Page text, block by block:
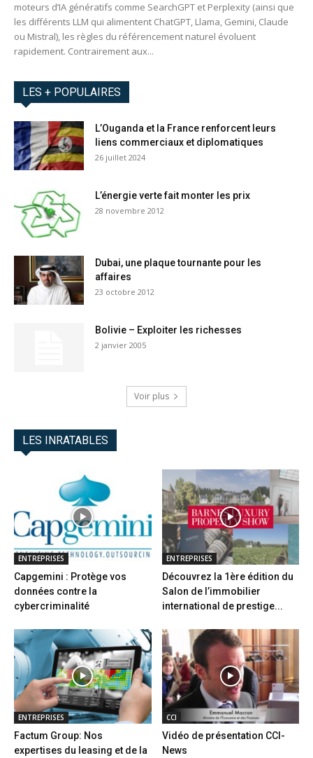
moteurs d’IA génératifs comme SearchGPT et Perplexity (ainsi que
les différents LLM qui alimentent ChatGPT, Llama, Gemini, Claude
ou Mistral), les règles du référencement naturel évoluent
rapidement. Contrairement aux...
LES + POPULAIRES
L’Ouganda et la France renforcent leurs
liens commerciaux et diplomatiques
26 juillet 2024
L’énergie verte fait monter les prix
28 novembre 2012
Dubai, une plaque tournante pour les
affaires
23 octobre 2012
Bolivie – Exploiter les richesses
2 janvier 2005
Voir plus
LES INRATABLES
ENTREPRISES
Capgemini : Protège vos
données contre la
cybercriminalité
ENTREPRISES
Découvrez la 1ère édition du
Salon de l’immobilier
international de prestige...
ENTREPRISES
Factum Group: Nos
expertises du leasing et de la
CCI
Vidéo de présentation CCI-
News